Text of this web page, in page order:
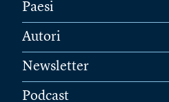
Paesi
Autori
Newsletter
Podcast